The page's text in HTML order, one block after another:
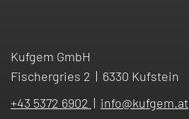
Kufgem GmbH
Fischergries 2 | 6330 Kufstein
+43 5372 6902 | info@kufgem.at